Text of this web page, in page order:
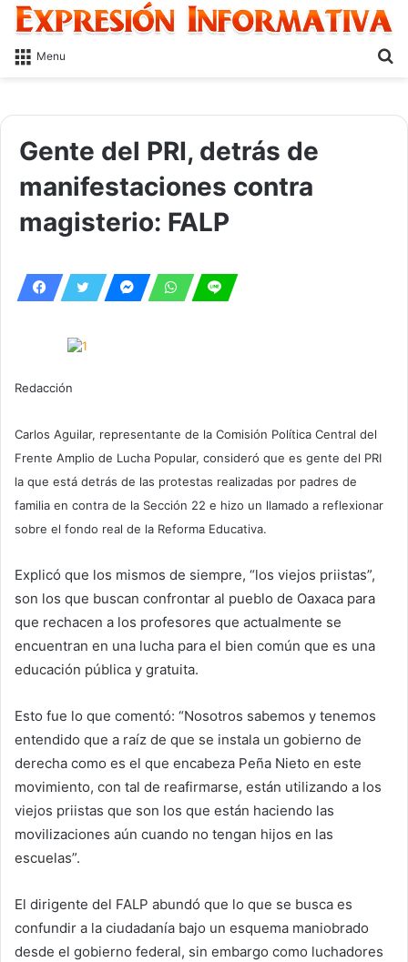
Menu
Gente del PRI, detrás de
manifestaciones contra
magisterio: FALP
Redacción
Carlos Aguilar, representante de la Comisión Política Central del
Frente Amplio de Lucha Popular, consideró que es gente del PRI
la que está detrás de las protestas realizadas por padres de
familia en contra de la Sección 22 e hizo un llamado a reflexionar
sobre el fondo real de la Reforma Educativa.
Explicó que los mismos de siempre, “los viejos priistas”,
son los que buscan confrontar al pueblo de Oaxaca para
que rechacen a los profesores que actualmente se
encuentran en una lucha para el bien común que es una
educación pública y gratuita.
Esto fue lo que comentó: “Nosotros sabemos y tenemos
entendido que a raíz de que se instala un gobierno de
derecha como es el que encabeza Peña Nieto en este
movimiento, con tal de reafirmarse, están utilizando a los
viejos priistas que son los que están haciendo las
movilizaciones aún cuando no tengan hijos en las
escuelas”.
El dirigente del FALP abundó que lo que se busca es
confundir a la ciudadanía bajo un esquema maniobrado
desde el gobierno federal, sin embargo como luchadores